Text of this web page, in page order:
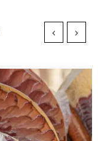
PreviousNext